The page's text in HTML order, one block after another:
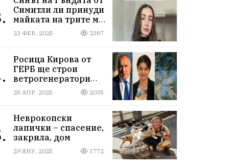
Симитли ли принуди
майката на трите му
деца да се самоубие?
Къде са
23 ФЕВ, 2025 2387
Росица Кирова от
ГЕРБ ще строи
ветрогенератори
върху пасища в
Осоговската планина
28 АПР, 2025 2035
Неврокопски
лапички – спасение,
закрила, дом
29 ЯНУ, 2025 1772